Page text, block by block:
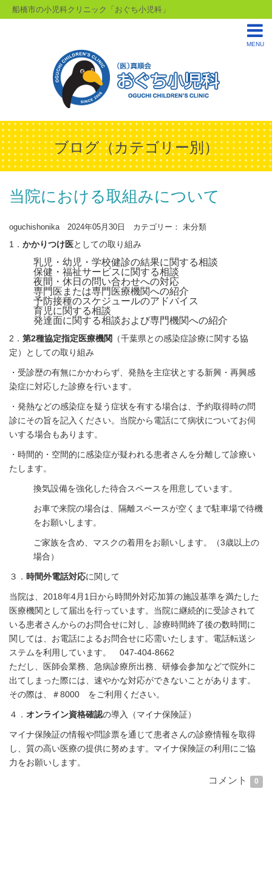
船橋市の小児科クリニック「おぐち小児科」
MENU
ブログ（カテゴリー別）
当院における取組みについて
oguchishonika 2024年05月30日 カテゴリー： 未分類
1． かかりつけ医としての取り組み
乳児・幼児・学校健診の結果に関する相談
保健・福祉サービスに関する相談
夜間・休日の問い合わせへの対応
専門医または専門医療機関への紹介
予防接種のスケジュールのアドバイス
育児に関する相談
発達面に関する相談および専門機関への紹介
2． 第2種協定指定医療機関 （千葉県との感染症診療に関する協
定）としての取り組み
・受診歴の有無にかかわらず、発熱を主症状とする新興・再興感
染症に対応した診療を行います。
・発熱などの感染症を疑う症状を有する場合は、予約取得時の問
診にその旨を記入ください。当院から電話にて病状についてお伺
いする場合もあります。
・時間的・空間的に感染症が疑われる患者さんを分離して診療い
たします。
換気設備を強化した待合スペースを用意しています。
お車で来院の場合は、隔離スペースが空くまで駐車場で待機
をお願いします。
ご家族を含め、マスクの着用をお願いします。（3歳以上の
場合）
３． 時間外電話対応に関して
当院は、2018年4月1日から時間外対応加算の施設基準を満たした
医療機関として届出を行っています。当院に継続的に受診されて
いる患者さんからのお問合せに対し、診療時間終了後の数時間に
関しては、お電話によるお問合せに応需いたします。電話転送シ
ステムを利用しています。 047-404-8662
ただし、医師会業務、急病診療所出務、研修会参加などで院外に
出てしまった際には、速やかな対応ができないことがあります。
その際は、＃8000 をご利用ください。
４． オンライン資格確認の導入（マイナ保険証）
マイナ保険証の情報や問診票を通じて患者さんの診療情報を取得
し、質の高い医療の提供に努めます。マイナ保険証の利用にご協
力をお願いします。
コメント 0